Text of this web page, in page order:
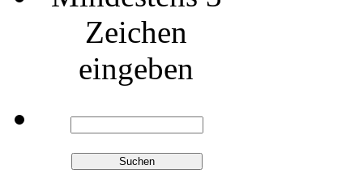
Zeichen
eingeben